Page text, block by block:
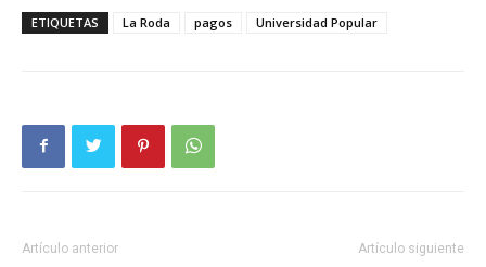
ETIQUETAS La Roda pagos Universidad Popular
Artículo anterior Artículo siguiente